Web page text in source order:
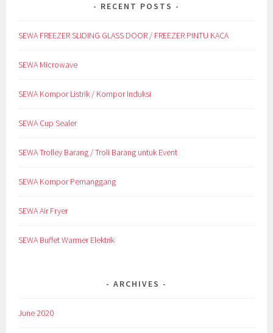
RECENT POSTS
SEWA FREEZER SLIDING GLASS DOOR / FREEZER PINTU KACA
SEWA Microwave
SEWA Kompor Listrik / Kompor Induksi
SEWA Cup Sealer
SEWA Trolley Barang / Troli Barang untuk Event
SEWA Kompor Pemanggang
SEWA Air Fryer
SEWA Buffet Warmer Elektrik
ARCHIVES
June 2020